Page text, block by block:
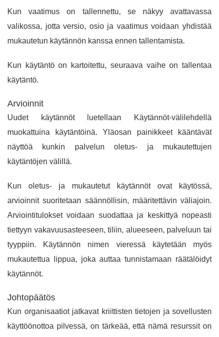
Kun vaatimus on tallennettu, se näkyy avattavassa
valikossa, jotta versio, osio ja vaatimus voidaan yhdistää
mukautetun käytännön kanssa ennen tallentamista.
Kun käytäntö on kartoitettu, seuraava vaihe on tallentaa
käytäntö.
Arvioinnit
Uudet käytännöt luetellaan Käytännöt-välilehdellä
muokattuina käytäntöinä. Yläosan painikkeet kääntävät
näyttöä kunkin palvelun oletus- ja mukautettujen
käytäntöjen välillä.
Kun oletus- ja mukautetut käytännöt ovat käytössä,
arvioinnit suoritetaan säännöllisin, määritettävin väliajoin.
Arviointitulokset voidaan suodattaa ja keskittyä nopeasti
tiettyyn vakavuusasteeseen, tiliin, alueeseen, palveluun tai
tyyppiin. Käytännön nimen vieressä käytetään myös
mukautettua lippua, joka auttaa tunnistamaan räätälöidyt
käytännöt.
Johtopäätös
Kun organisaatiot jatkavat kriittisten tietojen ja sovellusten
käyttöönottoa pilvessä, on tärkeää, että nämä resurssit on